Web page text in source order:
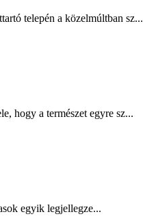
telepén a közelmúltban sz...
hogy a természet egyre sz...
egyik legjellegze...